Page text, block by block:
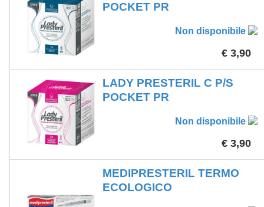
POCKET PR
Non disponibile
€ 3,90
LADY PRESTERIL C P/S
POCKET PR
Non disponibile
€ 3,90
MEDIPRESTERIL TERMO
ECOLOGICO